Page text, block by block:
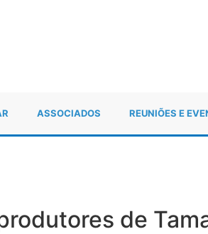
ASSOCIADOS REUNIÕES E
de